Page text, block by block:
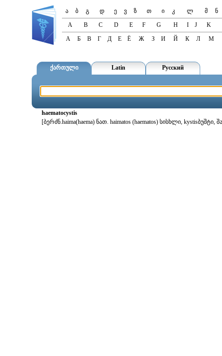
ა ბ გ დ ე ვ ზ თ ი კ ლ მ
ნ
A
B C D E F G H I J
K
А
Б В Г Д Е Ё Ж З И Й К Л М
ქართული Latin Русский
haematocystis
[ბერძნ.haima(haema) ნათ. haimatos (haematos) სისხლი,